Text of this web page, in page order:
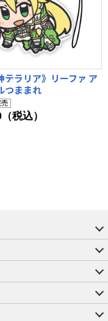
テラリア》リーファ ア
つままれ
税込）